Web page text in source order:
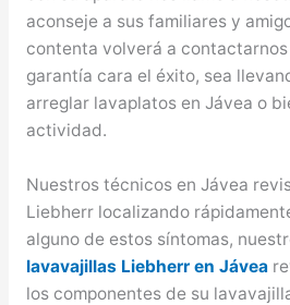
aconseje a sus familiares y
contenta volverá a
garantía cara el éxito, sea
arreglar lavaplatos en Jávea o
actividad.
Nuestros técnicos en Jávea
Liebherr localizando
alguno de estos síntomas,
lavavajillas Liebherr en Jávea
los componentes de su